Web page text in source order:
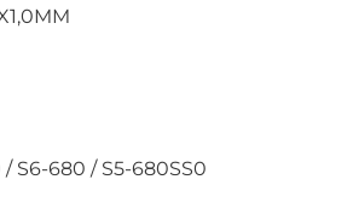
S6-680 / S5-680SS0